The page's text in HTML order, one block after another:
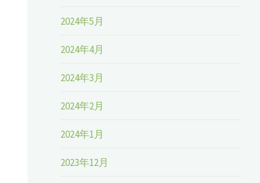
2024年5月
2024年4月
2024年3月
2024年2月
2024年1月
2023年12月